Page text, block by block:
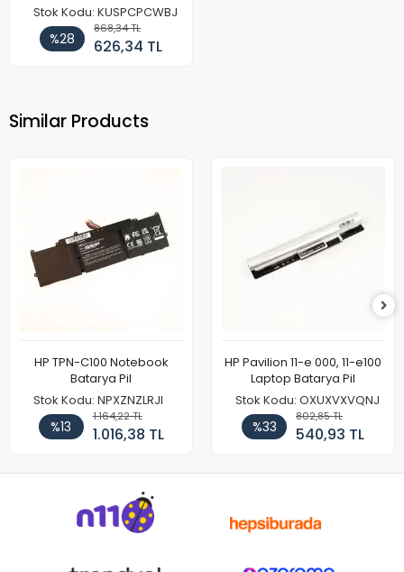
Stok Kodu: KUSPCPCWBJ
%28
868,34 TL
626,34 TL
Similar Products
HP TPN-C100 Notebook
Batarya Pil
Stok Kodu: NPXZNZLRJI
%13
1.164,22 TL
1.016,38 TL
HP Pavilion 11-e 000, 11-e100
Laptop Batarya Pil
Stok Kodu: OXUXVXVQNJ
%33
802,85 TL
540,93 TL